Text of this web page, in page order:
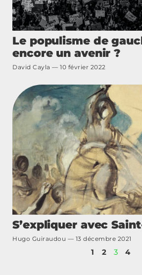
Le populisme de
encore un avenir ?
David Cayla 10 février 2022
S’expliquer avec
Hugo Guiraudou 13 décembre 2021
1 2 3 4